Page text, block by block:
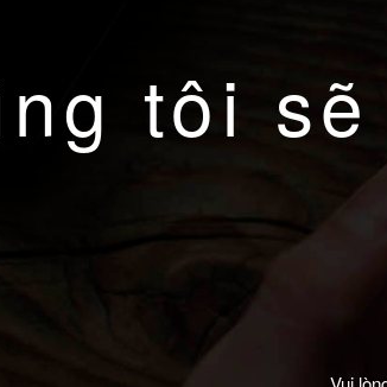
tôi